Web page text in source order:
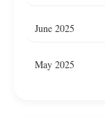
June 2025
May 2025